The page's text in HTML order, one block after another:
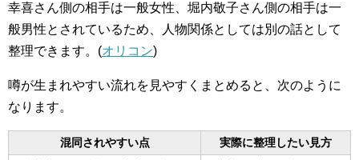
幸喜さん側の相手は一般女性、堀内敬子さん側の相手は一
般男性とされているため、人物関係としては別の話として
整理できます。(オリコン)
噂が生まれやすい流れを見やすくまとめると、次のように
なります。
混同されやすい点
実際に整理したい見方